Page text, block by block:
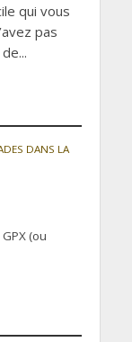
qui vous
pas
DANS LA
(ou